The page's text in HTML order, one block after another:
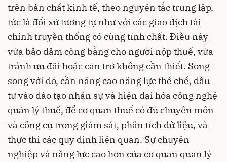
trên bản chất kinh tế, theo nguyên tắc trung lập,
tức là đối xử tương tự như với các giao dịch tài
chính truyền thống có cùng tính chất. Điều này
vừa bảo đảm công bằng cho người nộp thuế, vừa
tránh ưu đãi hoặc cản trở không cần thiết. Song
song với đó, cần nâng cao năng lực thể chế, đầu
tư vào đào tạo nhân sự và hiện đại hóa công nghệ
quản lý thuế, để cơ quan thuế có đủ chuyên môn
và công cụ trong giám sát, phân tích dữ liệu, và
thực thi các quy định liên quan. Sự chuyên
nghiệp và năng lực cao hơn của cơ quan quản lý